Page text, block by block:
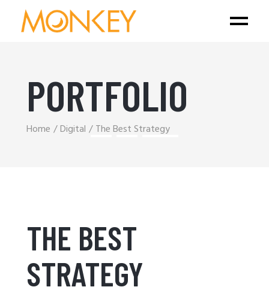
PORTFOLIO
Home Digital The Best Strategy
THE BEST
STRATEGY